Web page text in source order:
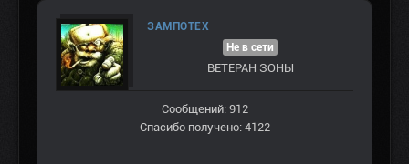
ЗАМПОТЕХ
Не в сети
ВЕТЕРАН ЗOНЫ
Сообщений: 912
Спасибо получено: 4122